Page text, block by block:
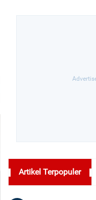
Artikel Terpopuler